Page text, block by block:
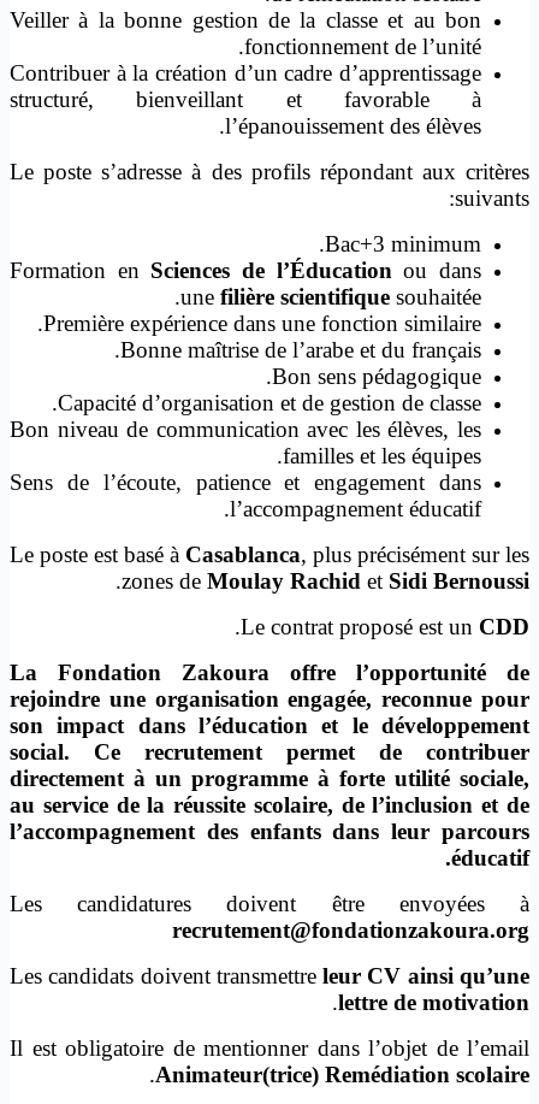
Veiller à la bonne gestion de la classe et au bon
fonctionnement de l’unité.
Contribuer à la création d’un cadre d’apprentissage
structuré, bienveillant et favorable à
l’épanouissement des élèves.
Le poste s’adresse à des profils répondant aux critères
suivants:
Bac+3 minimum.
Formation en Sciences de l’Éducation ou dans
une filière scientifique souhaitée.
Première expérience dans une fonction similaire.
Bonne maîtrise de l’arabe et du français.
Bon sens pédagogique.
Capacité d’organisation et de gestion de classe.
Bon niveau de communication avec les élèves, les
familles et les équipes.
Sens de l’écoute, patience et engagement dans
l’accompagnement éducatif.
Le poste est basé à Casablanca, plus précisément sur les
zones de Moulay Rachid et Sidi Bernoussi
.
Le contrat proposé est un CDD
.
La Fondation Zakoura offre l’opportunité de
rejoindre une organisation engagée, reconnue pour
son impact dans l’éducation et le développement
social. Ce recrutement permet de contribuer
directement à un programme à forte utilité sociale,
au service de la réussite scolaire, de l’inclusion et de
l’accompagnement des enfants dans leur parcours
éducatif.
Les candidatures doivent être envoyées à
recrutement@fondationzakoura.org
Les candidats doivent transmettreleur CV ainsi qu’une
lettre de motivation
.
Il est obligatoire de mentionner dans l’objet de l’email
Animateur(trice) Remédiation scolaire
.